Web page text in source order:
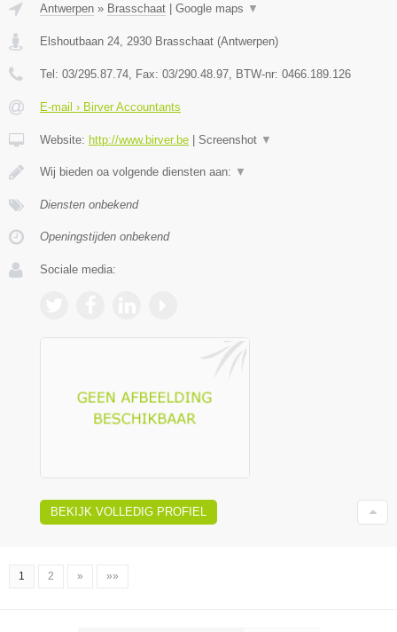
Antwerpen » Brasschaat Google maps ▼
Elshoutbaan 24 2930 Brasschaat (Antwerpen)
Tel: 03/295.87.74 , Fax: 03/290.48.97 , BTW-nr: 0466.189.126
E-mail › Birver Accountants
Website: http://www.birver.be Screenshot ▼
Wij bieden oa volgende diensten aan: ▼
Diensten onbekend
Openingstijden onbekend
Sociale media:
BEKIJK VOLLEDIG PROFIEL
1 2 » »»